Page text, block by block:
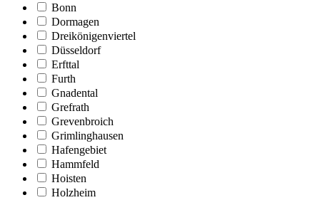
Bonn
Dormagen
Dreikönigenviertel
Düsseldorf
Erfttal
Furth
Gnadental
Grefrath
Grevenbroich
Grimlinghausen
Hafengebiet
Hammfeld
Hoisten
Holzheim